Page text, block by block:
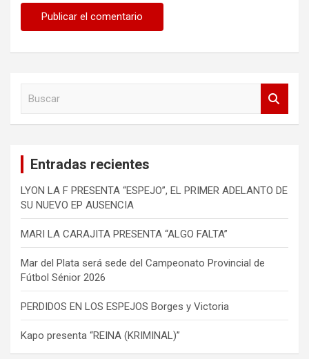
Entradas recientes
LYON LA F PRESENTA “ESPEJO”, EL PRIMER ADELANTO DE
SU NUEVO EP AUSENCIA
MARI LA CARAJITA PRESENTA “ALGO FALTA”
Mar del Plata será sede del Campeonato Provincial de
Fútbol Sénior 2026
PERDIDOS EN LOS ESPEJOS Borges y Victoria
Kapo presenta “REINA (KRIMINAL)”